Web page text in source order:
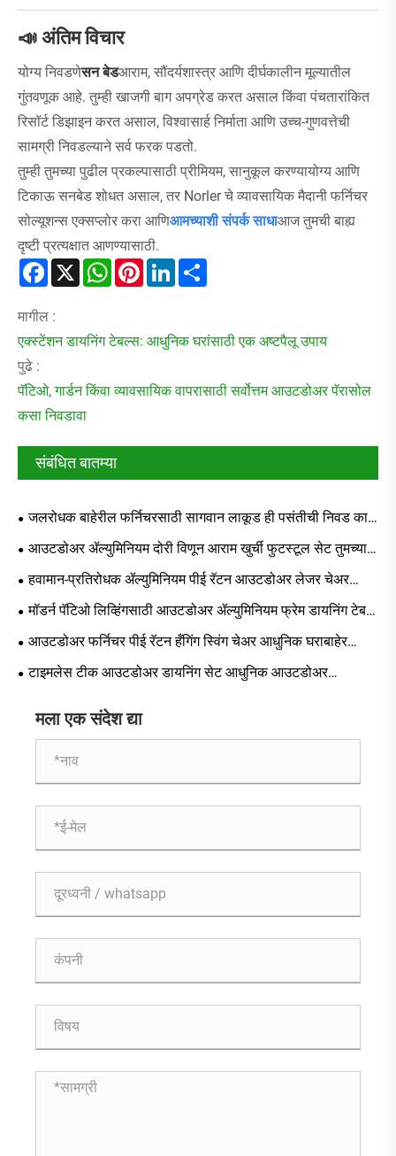
📣 अंतिम विचार
योग्य निवडणेसन बेडआराम, सौंदर्यशास्त्र आणि दीर्घकालीन मूल्यातील
गुंतवणूक आहे. तुम्ही खाजगी बाग अपग्रेड करत असाल किंवा पंचतारांकित
रिसॉर्ट डिझाइन करत असाल, विश्वासार्ह निर्माता आणि उच्च-गुणवत्तेची
सामग्री निवडल्याने सर्व फरक पडतो.
तुम्ही तुमच्या पुढील प्रकल्पासाठी प्रीमियम, सानुकूल करण्यायोग्य आणि
टिकाऊ सनबेड शोधत असाल, तर Norler चे व्यावसायिक मैदानी फर्निचर
सोल्यूशन्स एक्सप्लोर करा आणिआमच्याशी संपर्क साधाआज तुमची बाह्य
दृष्टी प्रत्यक्षात आणण्यासाठी.
Facebook
X WhatsAppPinterestLinkedIn
मागील :
एक्स्टेंशन डायनिंग टेबल्स: आधुनिक घरांसाठी एक अष्टपैलू उपाय
पुढे :
पॅटिओ, गार्डन किंवा व्यावसायिक वापरासाठी सर्वोत्तम आउटडोअर पॅरासोल
कसा निवडावा
संबंधित बातम्या
जलरोधक बाहेरील फर्निचरसाठी सागवान लाकूड ही पसंतीची निवड का
आहे जी दशके टिकते?
आउटडोअर ॲल्युमिनियम दोरी विणून आराम खुर्ची फुटस्टूल सेट तुमच्या
बाहेरच्या राहण्याच्या जागेचे रूपांतर कसे करू शकतो
हवामान-प्रतिरोधक ॲल्युमिनियम पीई रॅटन आउटडोअर लेजर चेअर
तुमच्या बाहेरच्या राहण्याच्या जागेचे रूपांतर कसे करू शकते
मॉडर्न पॅटिओ लिव्हिंगसाठी आउटडोअर ॲल्युमिनियम फ्रेम डायनिंग टेबल
आणि खुर्च्या का निवडा
आउटडोअर फर्निचर पीई रॅटन हँगिंग स्विंग चेअर आधुनिक घराबाहेर
राहण्यासाठी योग्य पर्याय का आहे?
टाइमलेस टीक आउटडोअर डायनिंग सेट आधुनिक आउटडोअर
मला एक संदेश द्या